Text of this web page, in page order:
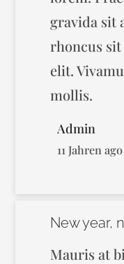
gravida sit
rhoncus sit
elit.
mollis.
Admin
11 Jahren ago
New year,
Mauris at